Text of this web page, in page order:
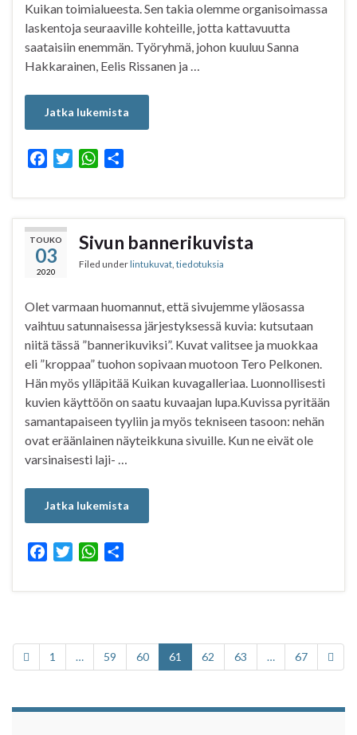
Kuikan toimialueesta. Sen takia olemme organisoimassa
laskentoja seuraaville kohteille, jotta kattavuutta
saataisiin enemmän. Työryhmä, johon kuuluu Sanna
Hakkarainen, Eelis Rissanen ja …
Jatka lukemista
c
e
b
o
o
i
t
W
a
t
A
p
a
r
e
TOUKO
03
2020
Sivun bannerikuvista
Filed underlintukuvat tiedotuksia
Olet varmaan huomannut, että sivujemme yläosassa
vaihtuu satunnaisessa järjestyksessä kuvia: kutsutaan
niitä tässä ”bannerikuviksi”. Kuvat valitsee ja muokkaa
eli ”kroppaa” tuohon sopivaan muotoon Tero Pelkonen.
Hän myös ylläpitää Kuikan kuvagalleriaa. Luonnollisesti
kuvien käyttöön on saatu kuvaajan lupa.Kuvissa pyritään
samantapaiseen tyyliin ja myös tekniseen tasoon: nehän
ovat eräänlainen näyteikkuna sivuille. Kun ne eivät ole
varsinaisesti laji- …
Jatka lukemista
c
o
o
i
e
r
W
a
A
p
a
1 … 59 60 61 62 63 … 67